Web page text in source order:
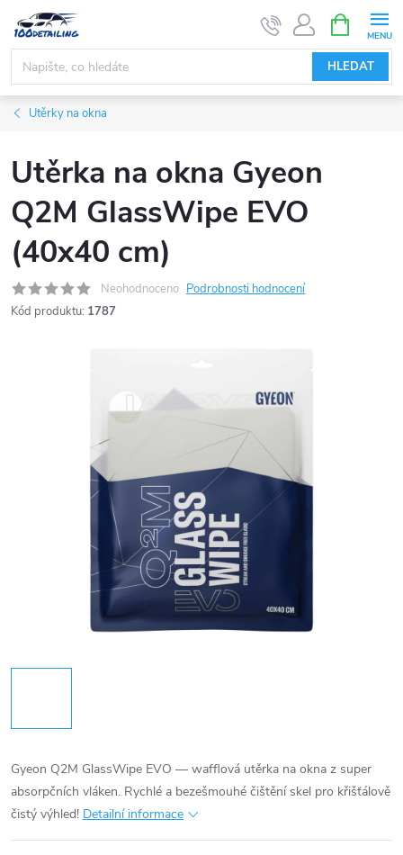
obsah
HLEDAT
NÁKUPNÍ
KOŠÍK
Utěrky na okna
Utěrka na okna Gyeon
Q2M GlassWipe EVO
(40x40 cm)
Neohodnoceno Podrobnosti hodnocení
Kód produktu: 1787
Gyeon Q2M GlassWipe EVO — wafflová utěrka na okna z super
absorpčních vláken. Rychlé a bezešmouhé čištění skel pro křišťálově
čistý výhled! Detailní informace